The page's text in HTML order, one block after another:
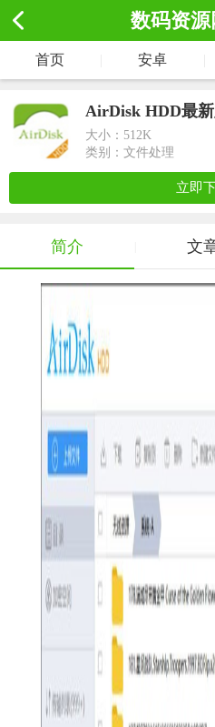
数码资源
首页 安卓
AirDisk HDD最
大小： 512K
类别：文件处理
立即
简介 文